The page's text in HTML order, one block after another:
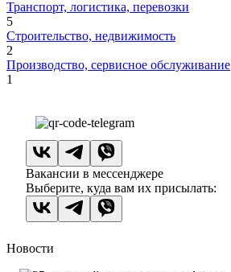
Транспорт, логистика, перевозки
5
Строительство, недвижимость
2
Производство, сервисное обслуживание
1
Вакансии в мессенджере
Выберите, куда вам их присылать:
Новости